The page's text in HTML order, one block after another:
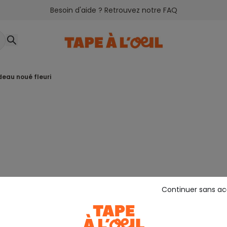
Besoin d'aide ? Retrouvez notre FAQ
noué fleuri
Continuer sans